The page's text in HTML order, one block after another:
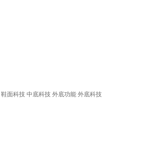
鞋面科技 中底科技 外底功能 外底科技